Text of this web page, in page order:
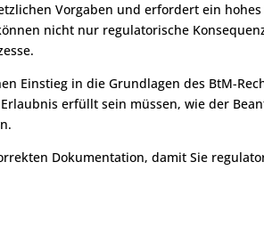
Vorgaben und erfordert ein
nicht nur regulatorische
Einstieg in die Grundlagen des BtM-
erfüllt sein müssen, wie der
Dokumentation, damit Sie